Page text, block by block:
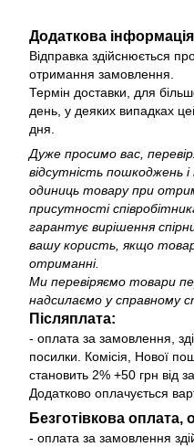
Додаткова
Відправка здійснюється
отримання замовлення.
Термін доставки, для
день, у деяких випадках
дня.
Дуже просимо вас,
відсутність пошкоджень
одиниць товару при
присутності
гарантує вирішення
вашу користь, якщо
отриманні.
Ми перевіряємо товари
надсилаємо у справному
Післяплата:
- оплата за замовлення,
посилки. Комісія, Нової
становить 2% +50 грн від
Додатково оплачується
Безготівкова оплата,
- оплата за замовлення